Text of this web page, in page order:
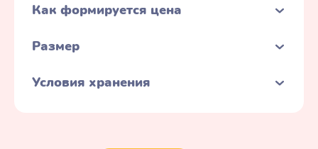
Как формируется цена
Размер
Условия хранения